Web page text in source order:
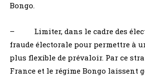
Bongo.
– Limiter, dans le cadre des
fraude électorale pour permettre à
plus flexible de prévaloir. Par ce
France et le régime Bongo laissent